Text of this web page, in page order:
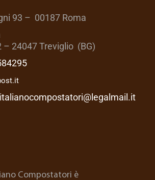
93 – 00187 Roma
– 24047 Treviglio (BG)
Compostatori è